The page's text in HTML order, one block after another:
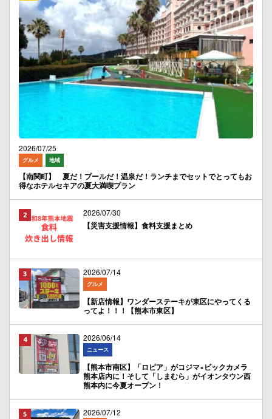
2026/07/25
グルメ 地域
【南関町】 夏だ！プールだ！温泉だ！ランチまでセットでとってもお
得なホテルセキアの夏大満喫プラン
2026/07/30
【災害支援情報】食料支援まとめ
2026/07/14
グルメ
【新店情報】ワンダーステーキが東区にやってくる
ってよ！！！【熊本市東区】
2026/06/14
ニュース
【熊本市南区】「ロピア」がコジマ×ビックカメラ
熊本店内に！そして「しまむら」がイオンタウン西
熊本内に今夏オープン！
2026/07/12